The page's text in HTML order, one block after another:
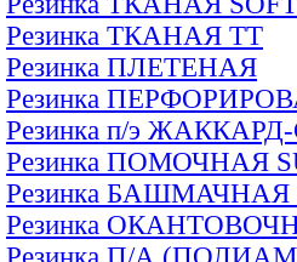
Резинка ТКАНАЯ ТТ
Резинка ПЛЕТЕНАЯ
Резинка
Резинка п/э
Резинка ПОМОЧНАЯ
Резинка БАШМАЧНАЯ
Резинка